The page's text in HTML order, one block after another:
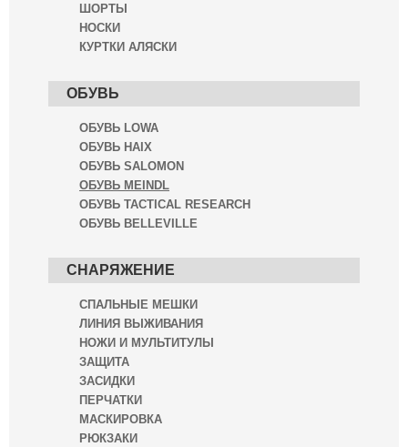
ШОРТЫ
НОСКИ
КУРТКИ АЛЯСКИ
ОБУВЬ
ОБУВЬ LOWA
ОБУВЬ HAIX
ОБУВЬ SALOMON
ОБУВЬ MEINDL
ОБУВЬ TACTICAL RESEARCH
ОБУВЬ BELLEVILLE
СНАРЯЖЕНИЕ
СПАЛЬНЫЕ МЕШКИ
ЛИНИЯ ВЫЖИВАНИЯ
НОЖИ И МУЛЬТИТУЛЫ
ЗАЩИТА
ЗАСИДКИ
ПЕРЧАТКИ
МАСКИРОВКА
РЮКЗАКИ